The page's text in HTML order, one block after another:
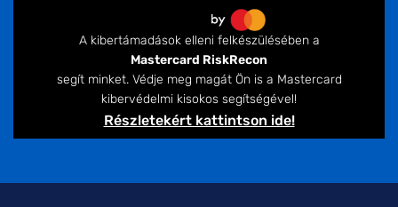
A kibertámadások elleni felkészülésében a
Mastercard RiskRecon
segít minket. Védje meg magát Ön is a Mastercard
kibervédelmi kisokos segítségével!
Részletekért kattintson ide!